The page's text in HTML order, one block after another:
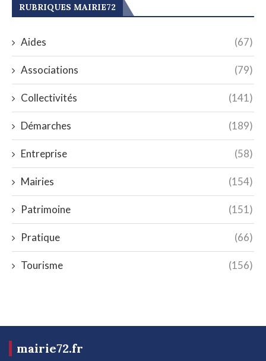
RUBRIQUES MAIRIE72
Aides (67)
Associations (79)
Collectivités (141)
Démarches (189)
Entreprise (58)
Mairies (154)
Patrimoine (151)
Pratique (66)
Tourisme (156)
mairie72.fr